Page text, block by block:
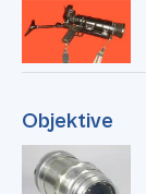
Objektive